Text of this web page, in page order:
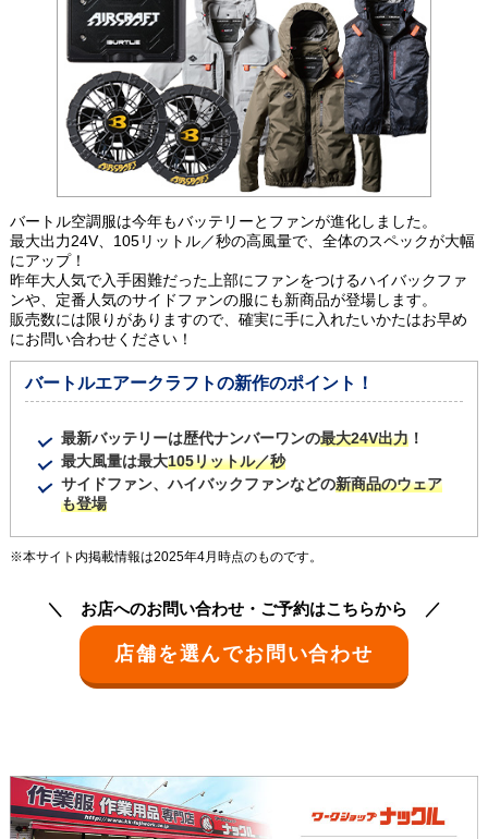
バートル空調服は今年もバッテリーとファンが進化しました。
最大出力24V、105リットル／秒の高風量で、全体のスペックが大幅
にアップ！
昨年大人気で入手困難だった上部にファンをつけるハイバックファ
ンや、定番人気のサイドファンの服にも新商品が登場します。
販売数には限りがありますので、確実に手に入れたいかたはお早め
にお問い合わせください！
バートルエアークラフトの新作のポイント！
最新バッテリーは歴代ナンバーワンの最大24V出力！
最大風量は最大105リットル／秒
サイドファン、ハイバックファンなどの新商品のウェア
も登場
※本サイト内掲載情報は2025年4月時点のものです。
お店へのお問い合わせ・ご予約はこちらから
店舗を選んでお問い合わせ